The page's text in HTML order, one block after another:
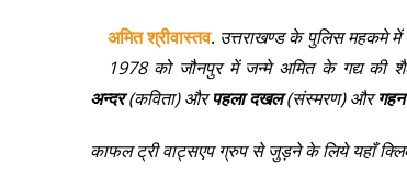
अमित श्रीवास्तव. उत्तराखण्ड के पुलिस महकमे में
1978 को जौनपुर में जन्मे अमित के गद्य की
अन्दर(कविता) औरपहला दखल(संस्मरण) और
काफल ट्री वाट्सएप ग्रुप से जुड़ने के लिये यहाँ